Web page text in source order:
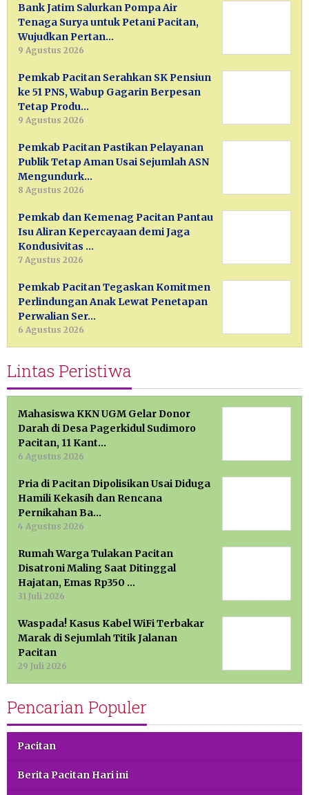
Bank Jatim Salurkan Pompa Air
Tenaga Surya untuk Petani Pacitan,
Wujudkan Pertan…
9 Agustus 2026
Pemkab Pacitan Serahkan SK Pensiun
ke 51 PNS, Wabup Gagarin Berpesan
Tetap Produ…
9 Agustus 2026
Pemkab Pacitan Pastikan Pelayanan
Publik Tetap Aman Usai Sejumlah ASN
Mengundurk…
8 Agustus 2026
Pemkab dan Kemenag Pacitan Pantau
Isu Aliran Kepercayaan demi Jaga
Kondusivitas …
7 Agustus 2026
Pemkab Pacitan Tegaskan Komitmen
Perlindungan Anak Lewat Penetapan
Perwalian Ser…
6 Agustus 2026
Lintas Peristiwa
Mahasiswa KKN UGM Gelar Donor
Darah di Desa Pagerkidul Sudimoro
Pacitan, 11 Kant…
6 Agustus 2026
Pria di Pacitan Dipolisikan Usai Diduga
Hamili Kekasih dan Rencana
Pernikahan Ba…
4 Agustus 2026
Rumah Warga Tulakan Pacitan
Disatroni Maling Saat Ditinggal
Hajatan, Emas Rp350 …
31 Juli 2026
Waspada! Kasus Kabel WiFi Terbakar
Marak di Sejumlah Titik Jalanan
Pacitan
29 Juli 2026
Pencarian Populer
Pacitan
Berita Pacitan Hari ini